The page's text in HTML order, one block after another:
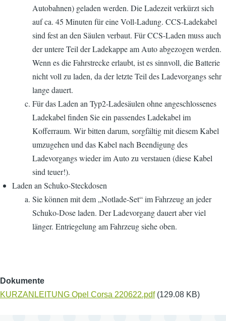
Autobahnen) geladen werden. Die Ladezeit verkürzt sich
auf ca. 45 Minuten für eine Voll-Ladung. CCS-Ladekabel
sind fest an den Säulen verbaut. Für CCS-Laden muss auch
der untere Teil der Ladekappe am Auto abgezogen werden.
Wenn es die Fahrstrecke erlaubt, ist es sinnvoll, die Batterie
nicht voll zu laden, da der letzte Teil des Ladevorgangs sehr
lange dauert.
Für das Laden an Typ2-Ladesäulen ohne angeschlossenes
Ladekabel finden Sie ein passendes Ladekabel im
Kofferraum. Wir bitten darum, sorgfältig mit diesem Kabel
umzugehen und das Kabel nach Beendigung des
Ladevorgangs wieder im Auto zu verstauen (diese Kabel
sind teuer!).
Laden an Schuko-Steckdosen
Sie können mit dem „Notlade-Set“ im Fahrzeug an jeder
Schuko-Dose laden. Der Ladevorgang dauert aber viel
länger. Entriegelung am Fahrzeug siehe oben.
Dokumente
KURZANLEITUNG Opel Corsa 220622.pdf (129.08 KB)